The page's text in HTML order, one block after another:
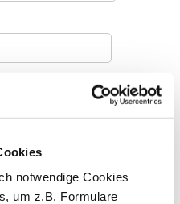
notwendige Cookies
um z.B. Formulare